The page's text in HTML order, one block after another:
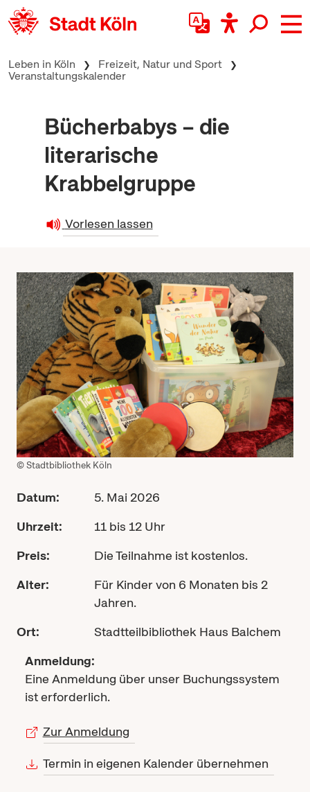
zum Inhalt springen
Leben in Köln
Freizeit, Natur und Sport
Veranstaltungskalender
Bücherbabys – die
literarische
Krabbelgruppe
Vorlesen lassen
© Stadtbibliothek Köln
Datum:
5. Mai 2026
Uhrzeit:
11 bis 12 Uhr
Preis:
Die Teilnahme ist kostenlos.
Alter:
Für Kinder von 6 Monaten bis 2
Jahren.
Ort:
Stadtteilbibliothek Haus Balchem
Anmeldung:
Eine Anmeldung über unser Buchungssystem
ist erforderlich.
Zur Anmeldung
Termin in eigenen Kalender übernehmen